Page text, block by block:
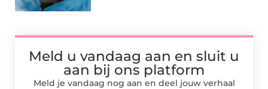
Meld u vandaag aan en sluit u
aan bij ons platform
Meld je vandaag nog aan en deel jouw verhaal